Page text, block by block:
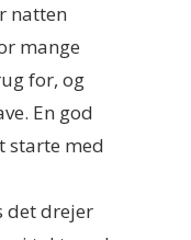
natten
mange
for, og
En god
starte med
det drejer